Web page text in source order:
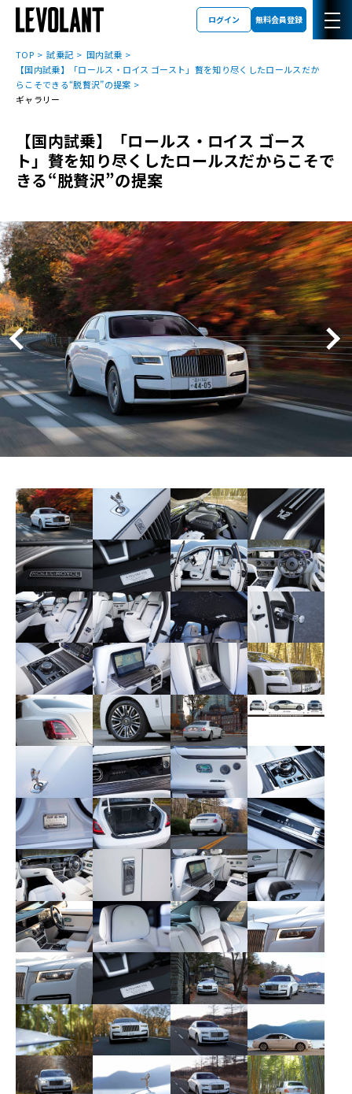
ログイン 無料会員登録
TOP 試乗記
国内試乗
【国内試乗】「ロールス・ロイス ゴースト」贅を知り尽くしたロールスだか
らこそできる“脱贅沢”の提案
ギャラリー
【国内試乗】「ロールス・ロイス ゴース
ト」贅を知り尽くしたロールスだからこそで
きる“脱贅沢”の提案